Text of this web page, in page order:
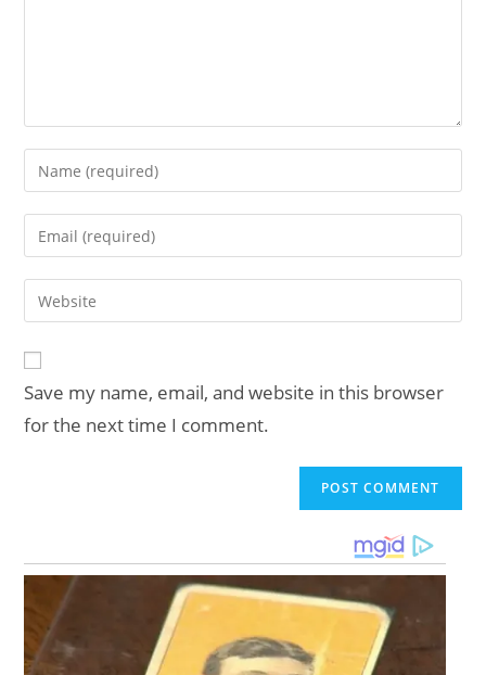
Enter
your
name
comment
Enter
your
email
address
Enter
your
URL
(optional)
Save my name, email, and website in this browser
for the next time I comment.